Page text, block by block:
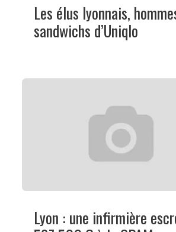
Les élus lyonnais,
sandwichs d’Uniqlo
Lyon : une infirmière